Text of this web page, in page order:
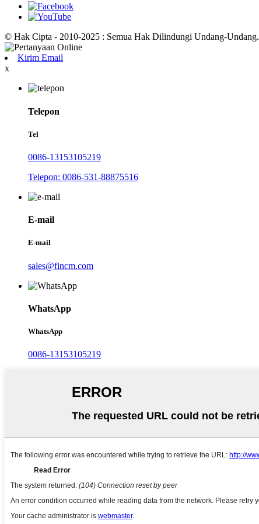
© Hak Cipta - 2010-2025 : Semua Hak Dilindungi Undang-Undang.
Kirim Email
x
Telepon
Tel
0086-13153105219
Telepon: 0086-531-88875516
E-mail
E-mail
sales@fincm.com
WhatsApp
WhatsApp
0086-13153105219